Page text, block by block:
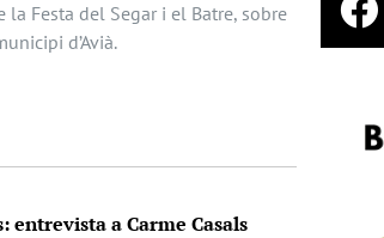
Festa del Segar i el Batre, sobre
d’Avià.
entrevista a Carme Casals